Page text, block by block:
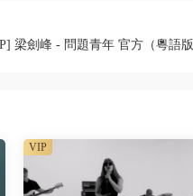
梁劍峰 - 問題青年 官方（粵語
VIP